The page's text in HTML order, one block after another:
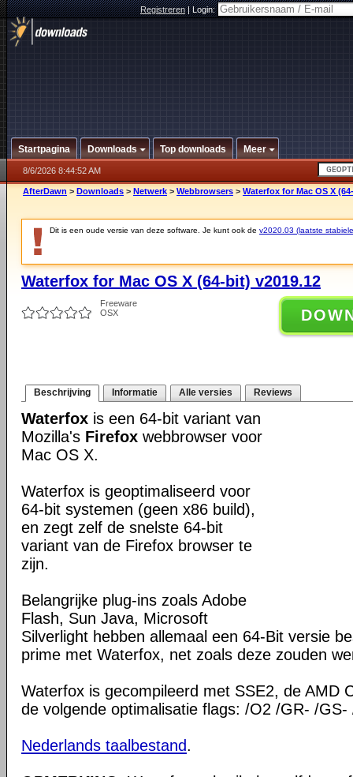
Registreren|Login:
Startpagina Downloads Top downloads Meer
8/6/2026 8:44:52 AM
AfterDawn > Downloads > Netwerk > Webbrowsers > Waterfox for Mac OS X
Dit is een oude versie van deze software. Je kunt ook de v2020.03 (laatste
Waterfox for Mac OS X (64-bit) v2019.12
Freeware
OSX
Beschrijving Informatie Alle versies Reviews
Waterfox is een 64-bit variant van
Mozilla's Firefox webbrowser voor
Mac OS X.
Waterfox is geoptimaliseerd voor
64-bit systemen (geen x86 build),
en zegt zelf de snelste 64-bit
variant van de Firefox browser te
zijn.
Belangrijke plug-ins zoals Adobe
Flash, Sun Java, Microsoft
Silverlight hebben allemaal een 64-Bit versie
prime met Waterfox, net zoals deze zouden
Waterfox is gecompileerd met SSE2, de AMD
de volgende optimalisatie flags: /O2 /GR- /GS-
Nederlands taalbestand.